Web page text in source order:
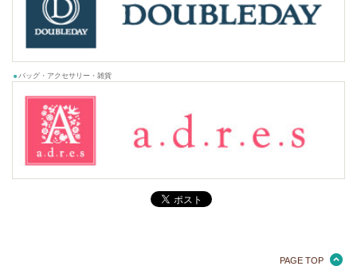
バッグ・アクセサリー・雑貨
PAGE TOP